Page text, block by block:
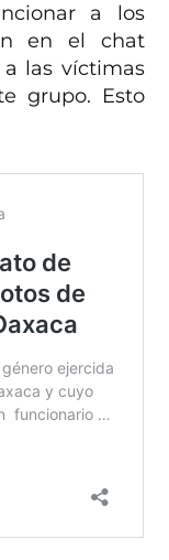
a los
en el chat
a las víctimas
grupo. Esto